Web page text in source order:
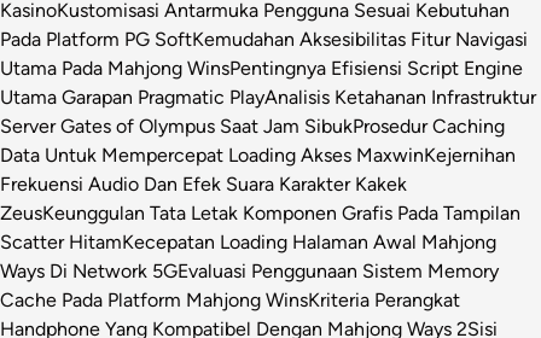
KasinoKustomisasi Antarmuka Pengguna Sesuai Kebutuhan
Pada Platform PG SoftKemudahan Aksesibilitas Fitur Navigasi
Utama Pada Mahjong WinsPentingnya Efisiensi Script Engine
Utama Garapan Pragmatic PlayAnalisis Ketahanan Infrastruktur
Server Gates of Olympus Saat Jam SibukProsedur Caching
Data Untuk Mempercepat Loading Akses MaxwinKejernihan
Frekuensi Audio Dan Efek Suara Karakter Kakek
ZeusKeunggulan Tata Letak Komponen Grafis Pada Tampilan
Scatter HitamKecepatan Loading Halaman Awal Mahjong
Ways Di Network 5GEvaluasi Penggunaan Sistem Memory
Cache Pada Platform Mahjong WinsKriteria Perangkat
Handphone Yang Kompatibel Dengan Mahjong Ways 2Sisi